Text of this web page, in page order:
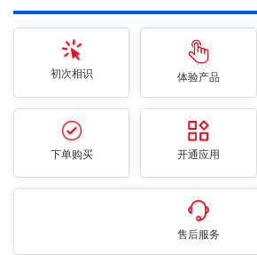
初次相识 体验产品
下单购买 开通应用
售后服务